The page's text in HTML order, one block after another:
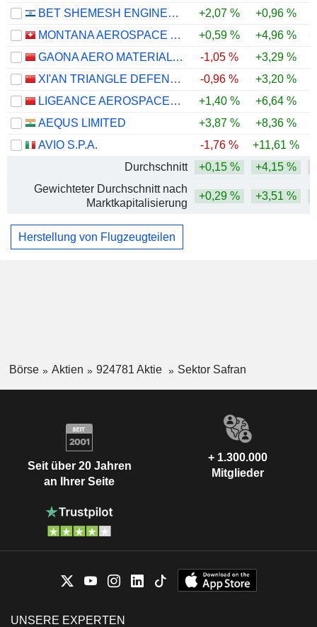
BET SHEMESH ENGINES HOLDINGS (1997) LTD
+2,07 % +0,96 %
MONTANA AEROSPACE AG
+0,59 % +4,96 %
GAONA AERO MATERIAL CO.,LTD.
-1,05 % +3,29 %
XI'AN TRIANGLE DEFENSE CO.,LTD
-0,96 % +3,20 %
LIGEANCE AEROSPACE TECHNOLOGY CO.,LTD.
+1,40 % +6,64 %
AEQUS LIMITED
+3,87 % +8,36 %
AVIO S.P.A.
-1,76 % +11,61 %
Durchschnitt
+0,15 % +4,15 %
Gewichteter Durchschnitt nach
Marktkapitalisierung
+0,29 % +3,51 %
Herstellung von Flugzeugteilen
Börse Aktien 924781 Aktie Sektor Safran
Seit über 20 Jahren
an Ihrer Seite
+ 1.300.000
Mitglieder
UNSERE EXPERTEN